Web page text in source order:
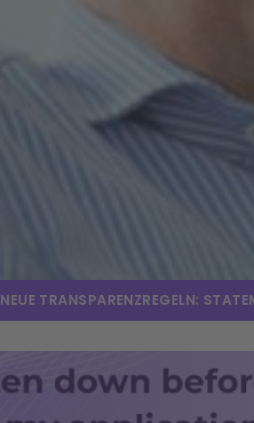
NEUE TRANSPARENZREGELN: